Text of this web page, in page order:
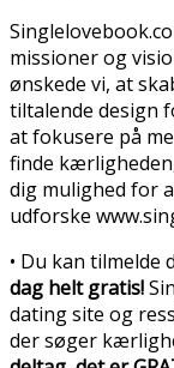
missioner og
ønskede vi, at
tiltalende design
at fokusere på
finde
dig mulighed for
udforske
• Du kan tilmelde
dag helt gratis!
dating site og
der søger